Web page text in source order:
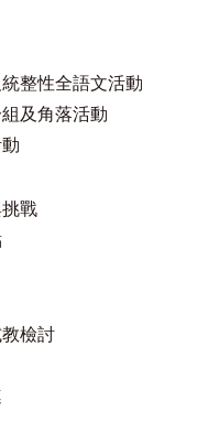
整性全語文活動
及角落活動
戰
檢討